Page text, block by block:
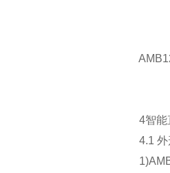
4智能直
4.1 外
1)AMB